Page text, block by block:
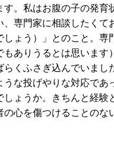
。私はお腹の子の発育
専門家に相談したくて
ょう）」とのこと。専
ありうるとは思います
くふさぎ込んでいまし
な投げやりな対応であ
ょうか。きちんと経験
心を傷つけることのな